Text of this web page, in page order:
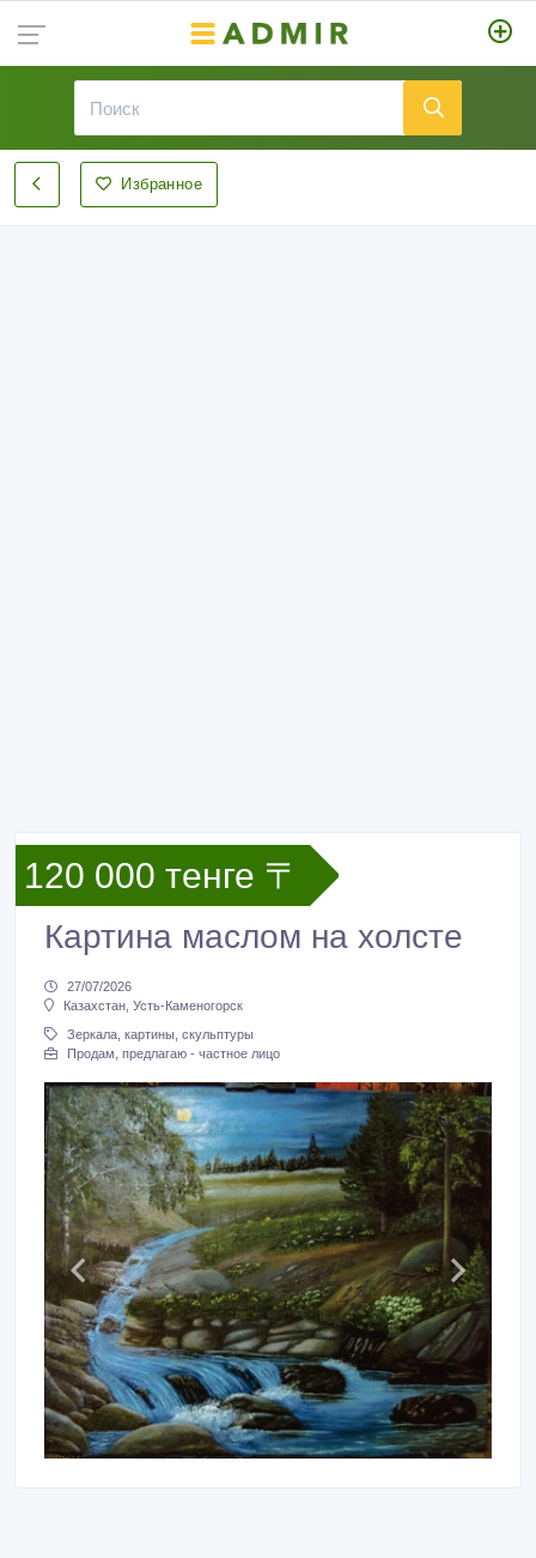
Избранное
120 000 тенге 〒
Картина маслом на холсте
27/07/2026
Казахстан, Усть-Каменогорск
Зеркала, картины, скульптуры
Продам, предлагаю - частное лицо